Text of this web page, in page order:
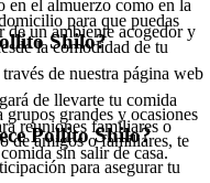
en el almuerzo como en la
de un ambiente acogedor y
para que puedas
la comodidad de tu
de nuestra página web
de llevarte tu comida
reuniones familiares o
sin salir de casa.
Shilo?
grandes y ocasiones
de amigos o familiares, te
para asegurar tu
Pollito Shilo?